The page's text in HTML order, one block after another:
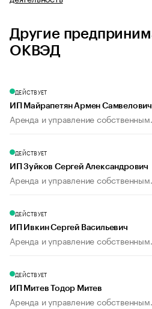
Другие
ОКВЭД
ДЕЙСТВУЕТ
ИП Майрапетян Армен Самвелович
Аренда и управление
ДЕЙСТВУЕТ
ИП Зуйков Сергей Александрович
Аренда и управление
ДЕЙСТВУЕТ
ИП Ивкин Сергей Васильевич
Аренда и управление
ДЕЙСТВУЕТ
ИП Митев Тодор Митев
Аренда и управление